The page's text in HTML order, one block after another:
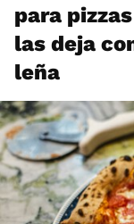
para
las deja
leña